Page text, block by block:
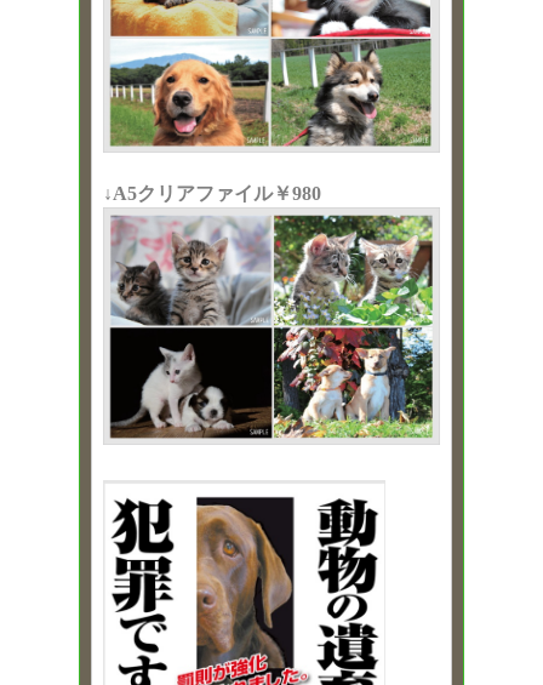
↓A5クリアファイル￥980